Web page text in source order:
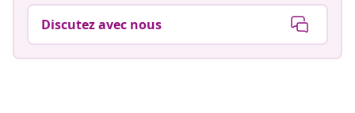
Discutez avec nous